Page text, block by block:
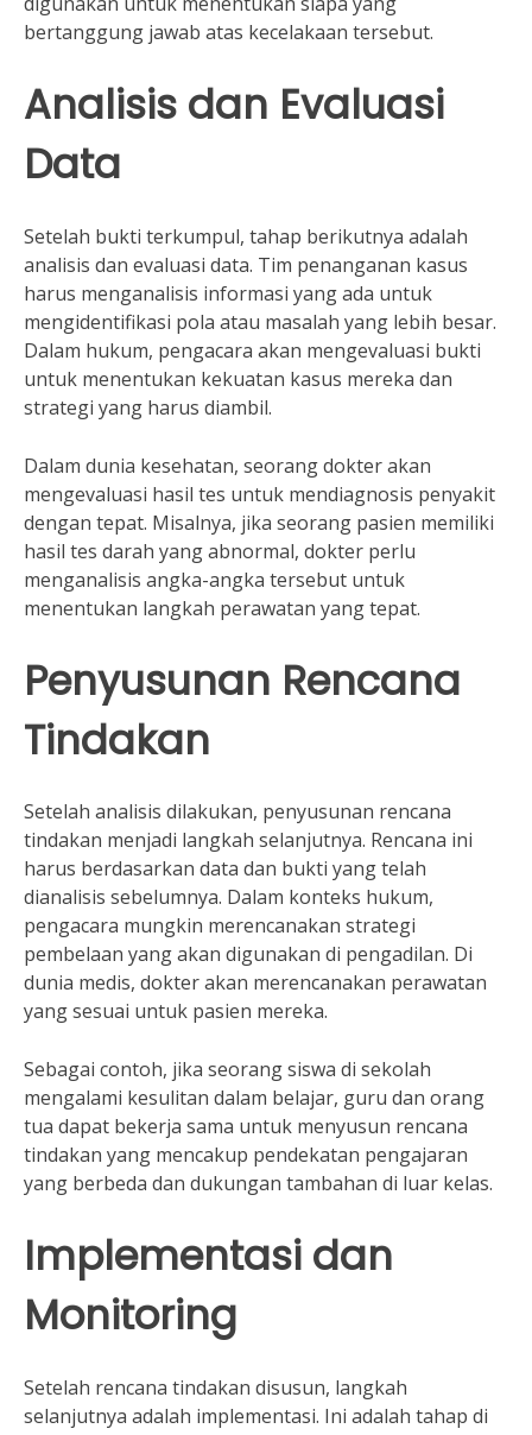
bertanggung jawab atas kecelakaan tersebut.
Analisis dan Evaluasi
Data
Setelah bukti terkumpul, tahap berikutnya adalah
analisis dan evaluasi data. Tim penanganan kasus
harus menganalisis informasi yang ada untuk
mengidentifikasi pola atau masalah yang lebih besar.
Dalam hukum, pengacara akan mengevaluasi bukti
untuk menentukan kekuatan kasus mereka dan
strategi yang harus diambil.
Dalam dunia kesehatan, seorang dokter akan
mengevaluasi hasil tes untuk mendiagnosis penyakit
dengan tepat. Misalnya, jika seorang pasien memiliki
hasil tes darah yang abnormal, dokter perlu
menganalisis angka-angka tersebut untuk
menentukan langkah perawatan yang tepat.
Penyusunan Rencana
Tindakan
Setelah analisis dilakukan, penyusunan rencana
tindakan menjadi langkah selanjutnya. Rencana ini
harus berdasarkan data dan bukti yang telah
dianalisis sebelumnya. Dalam konteks hukum,
pengacara mungkin merencanakan strategi
pembelaan yang akan digunakan di pengadilan. Di
dunia medis, dokter akan merencanakan perawatan
yang sesuai untuk pasien mereka.
Sebagai contoh, jika seorang siswa di sekolah
mengalami kesulitan dalam belajar, guru dan orang
tua dapat bekerja sama untuk menyusun rencana
tindakan yang mencakup pendekatan pengajaran
yang berbeda dan dukungan tambahan di luar kelas.
Implementasi dan
Monitoring
Setelah rencana tindakan disusun, langkah
selanjutnya adalah implementasi. Ini adalah tahap di